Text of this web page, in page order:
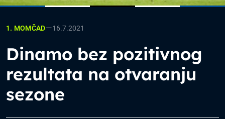
1. MOMČAD—16.7.2021
Dinamo bez pozitivnog
rezultata na otvaranju
sezone